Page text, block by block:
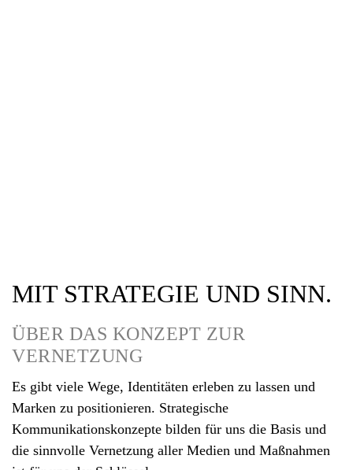
MIT STRATEGIE UND SINN.
ÜBER DAS KONZEPT ZUR
VERNETZUNG
Es gibt viele Wege, Identitäten erleben zu lassen und
Marken zu positionieren. Strategische
Kommunikationskonzepte bilden für uns die Basis und
die sinnvolle Vernetzung aller Medien und Maßnahmen